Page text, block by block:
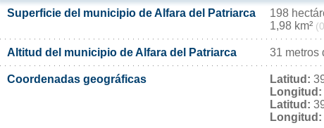
Superficie del municipio de Alfara del Patriarca
198
1,98 km²
Altitud del municipio de Alfara del Patriarca 31 metros
Coordenadas geográficas Latitud:
Longitud:
Latitud:
Longitud: